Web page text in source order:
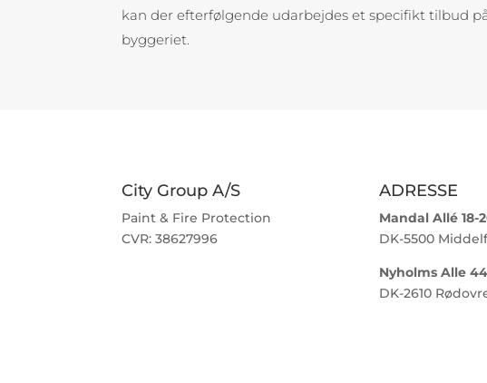
kan der efterfølgende udarbejdes et specifikt tilbud
byggeriet.
City Group A/S
Paint & Fire Protection
CVR: 38627996
ADRESSE
Mandal Allé 18-
DK-5500
Nyholms Alle 44
DK-2610